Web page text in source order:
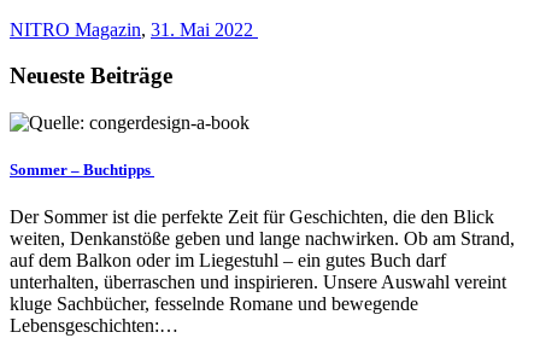
NITRO Magazin, 31. Mai 2022
Neueste Beiträge
Sommer – Buchtipps
Der Sommer ist die perfekte Zeit für Geschichten, die den Blick
weiten, Denkanstöße geben und lange nachwirken. Ob am Strand,
auf dem Balkon oder im Liegestuhl – ein gutes Buch darf
unterhalten, überraschen und inspirieren. Unsere Auswahl vereint
kluge Sachbücher, fesselnde Romane und bewegende
Lebensgeschichten:…